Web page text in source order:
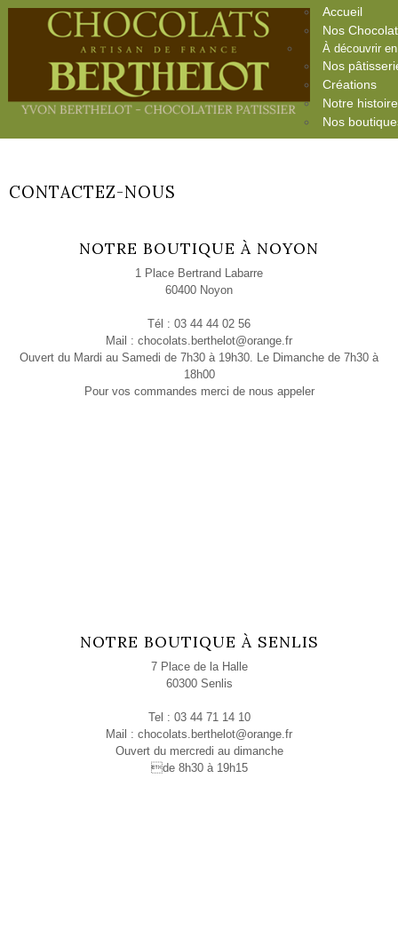
Accueil
Nos
À découvrir
Nos
Créations
Notre histoire
Nos
CONTACTEZ-NOUS
NOTRE BOUTIQUE À NOYON
1 Place Bertrand Labarre
60400 Noyon
Tél : 03 44 44 02 56
Mail : chocolats.berthelot@orange.fr
Ouvert du Mardi au Samedi de 7h30 à 19h30. Le Dimanche de 7h30 à
18h00
Pour vos commandes merci de nous appeler
NOTRE BOUTIQUE À SENLIS
7 Place de la Halle
60300 Senlis
Tel : 03 44 71 14 10
Mail : chocolats.berthelot@orange.fr
Ouvert du mercredi au dimanche
de 8h30 à 19h15